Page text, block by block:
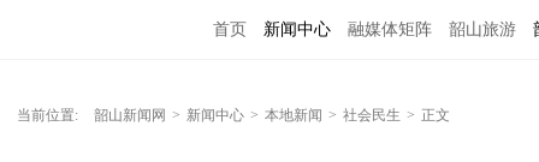
首页 新闻中心 融媒体矩阵 韶山旅游
当前位置: 韶山新闻网 > 新闻中心 > 本地新闻 > 社会民生 > 正文